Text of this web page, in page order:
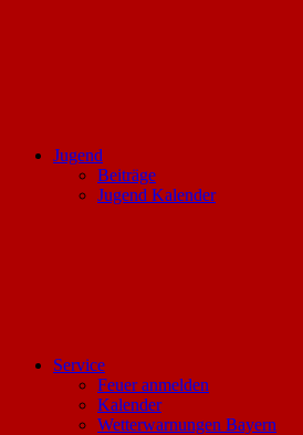
Jugend
Beiträge
Jugend Kalender
Service
Feuer anmelden
Kalender
Wetterwarnungen Bayern